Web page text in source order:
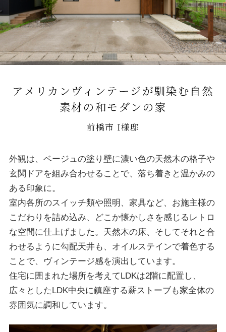
アメリカンヴィンテージが馴染む自然
素材の和モダンの家
前橋市 I様邸
外観は、ベージュの塗り壁に濃い色の天然木の格子や
玄関ドアを組み合わせることで、落ち着きと温かみの
ある印象に。
室内各所のスイッチ類や照明、家具など、お施主様の
こだわりを詰め込み、どこか懐かしさを感じるレトロ
な空間に仕上げました。天然木の床、そしてそれと合
わせるように勾配天井も、オイルステインで着色する
ことで、ヴィンテージ感を演出しています。
住宅に囲まれた場所を考えてLDKは2階に配置し、
広々としたLDK中央に鎮座する薪ストーブも家全体の
雰囲気に調和しています。